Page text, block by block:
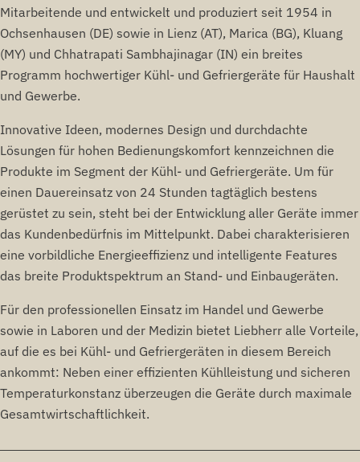
Mitarbeitende und entwickelt und produziert seit 1954 in
Ochsenhausen (DE) sowie in Lienz (AT), Marica (BG), Kluang
(MY) und Chhatrapati Sambhajinagar (IN) ein breites
Programm hochwertiger Kühl- und Gefriergeräte für Haushalt
und Gewerbe.
Innovative Ideen, modernes Design und durchdachte
Lösungen für hohen Bedienungskomfort kennzeichnen die
Produkte im Segment der Kühl- und Gefriergeräte. Um für
einen Dauereinsatz von 24 Stunden tagtäglich bestens
gerüstet zu sein, steht bei der Entwicklung aller Geräte immer
das Kundenbedürfnis im Mittelpunkt. Dabei charakterisieren
eine vorbildliche Energieeffizienz und intelligente Features
das breite Produktspektrum an Stand- und Einbaugeräten.
Für den professionellen Einsatz im Handel und Gewerbe
sowie in Laboren und der Medizin bietet Liebherr alle Vorteile,
auf die es bei Kühl- und Gefriergeräten in diesem Bereich
ankommt: Neben einer effizienten Kühlleistung und sicheren
Temperaturkonstanz überzeugen die Geräte durch maximale
Gesamtwirtschaftlichkeit.